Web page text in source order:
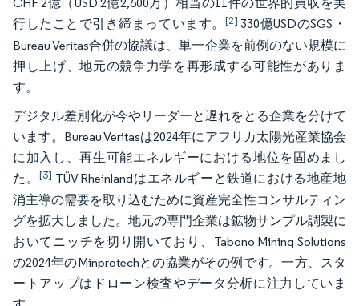
行したことで引き締まっています。 [2] 330億USDのSGS・
Bureau Veritas合併の協議は、単一企業を前例のない規模に
押し上げ、地元の競争力学を再形成する可能性がありま
す。
デジタル差別化が今やリーダーと遅れをとる企業を分けて
います。Bureau Veritasは2024年にアフリカ太陽光産業協会
に加入し、再生可能エネルギーにおける地位を固めまし
た。[3] TÜV Rheinlandはエネルギーと鉄道における地産地
消主導の需要を取り込むために資産完全性コンサルティン
グを拡大しました。地元の専門企業は鉱物サンプル調製に
おいてニッチを切り開いており、Tabono Mining Solutions
の2024年のMinprotechとの協業がその例です。一方、スタ
ートアップはドローン検査やデータ分析に注力していま